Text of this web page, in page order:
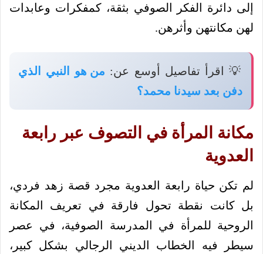
إلى دائرة الفكر الصوفي بثقة، كمفكرات وعابدات
لهن مكانتهن وأثرهن.
💡 اقرأ تفاصيل أوسع عن: من هو النبي الذي
دفن بعد سيدنا محمد؟
مكانة المرأة في التصوف عبر رابعة
العدوية
لم تكن حياة رابعة العدوية مجرد قصة زهد فردي،
بل كانت نقطة تحول فارقة في تعريف المكانة
الروحية للمرأة في المدرسة الصوفية، في عصر
سيطر فيه الخطاب الديني الرجالي بشكل كبير،